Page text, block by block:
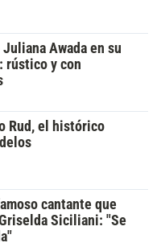
Awada en su
rústico y con
Rud, el histórico
cantante que
Siciliani: "Se